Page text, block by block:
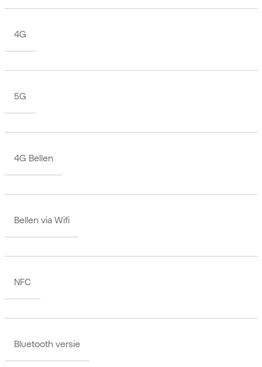
4G
5G
4G Bellen
Bellen via Wifi
NFC
Bluetooth versie